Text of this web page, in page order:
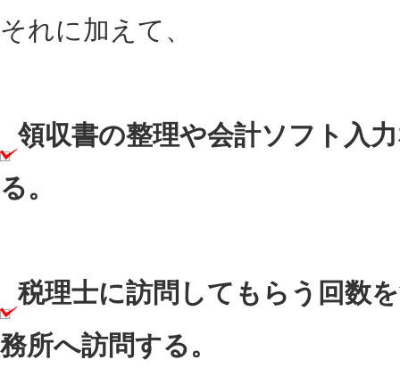
それに加えて、
領収書の整理や会計ソフト入
る。
税理士に訪問してもらう回数
務所へ訪問する。